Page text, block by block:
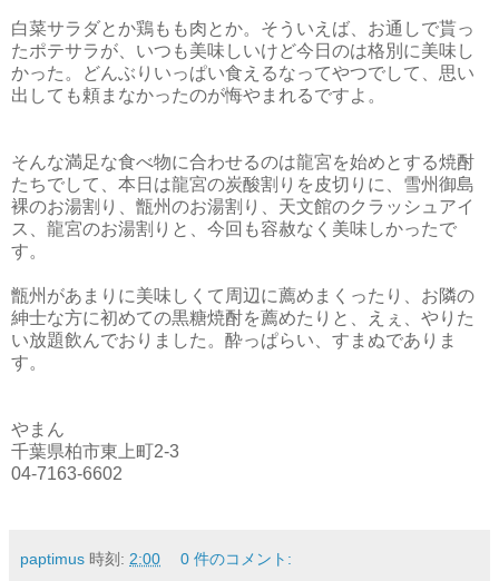
白菜サラダとか鶏もも肉とか。そういえば、お通しで貰っ
たポテサラが、いつも美味しいけど今日のは格別に美味し
かった。どんぶりいっぱい食えるなってやつでして、思い
出しても頼まなかったのが悔やまれるですよ。
そんな満足な食べ物に合わせるのは龍宮を始めとする焼酎
たちでして、本日は龍宮の炭酸割りを皮切りに、雪州御島
裸のお湯割り、甑州のお湯割り、天文館のクラッシュアイ
ス、龍宮のお湯割りと、今回も容赦なく美味しかったで
す。
甑州があまりに美味しくて周辺に薦めまくったり、お隣の
紳士な方に初めての黒糖焼酎を薦めたりと、えぇ、やりた
い放題飲んでおりました。酔っぱらい、すまぬでありま
す。
やまん
千葉県柏市東上町2-3
04-7163-6602
paptimus 時刻: 2:00 0 件のコメント: